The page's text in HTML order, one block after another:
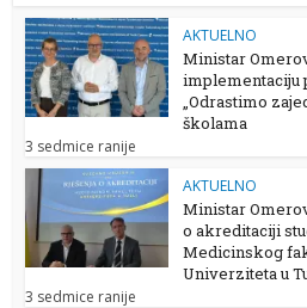
AKTUELNO
Ministar
implementaciju
„Odrastimo
školama
3 sedmice ranije
AKTUELNO
Ministar
o akreditaciji
Medicinskog
Univerziteta u
3 sedmice ranije